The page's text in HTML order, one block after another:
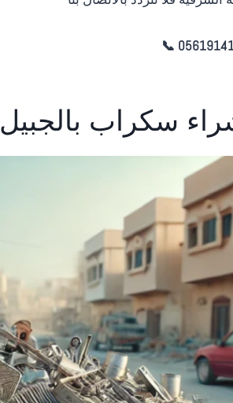
سكراب بالجبيل